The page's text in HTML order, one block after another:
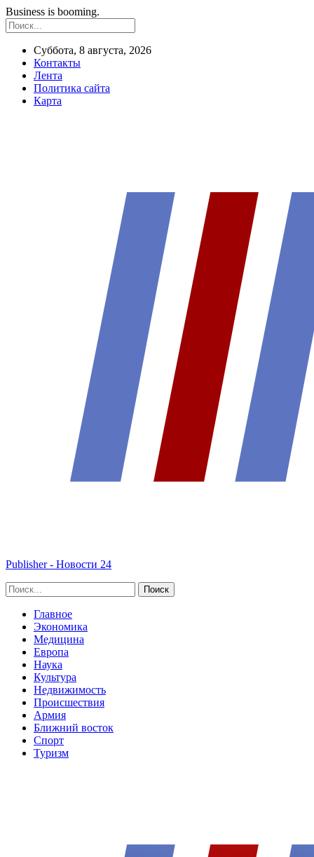
Business is booming.
Суббота, 8 августа, 2026
Контакты
Лента
Политика сайта
Карта
Publisher - Новости 24
Главное
Экономика
Медицина
Европа
Наука
Культура
Недвижимость
Происшествия
Армия
Ближний восток
Спорт
Туризм